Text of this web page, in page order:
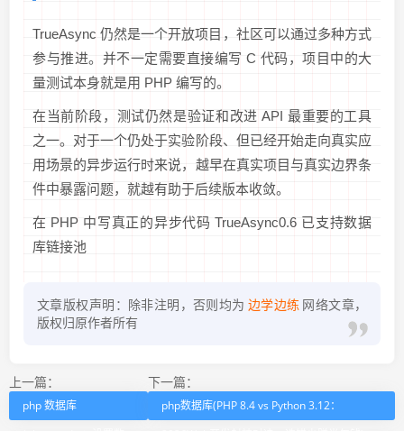
TrueAsync 仍然是一个开放项目，社区可以通过多种方式
参与推进。并不一定需要直接编写 C 代码，项目中的大
量测试本身就是用 PHP 编写的。
在当前阶段，测试仍然是验证和改进 API 最重要的工具
之一。对于一个仍处于实验阶段、但已经开始走向真实应
用场景的异步运行时来说，越早在真实项目与真实边界条
件中暴露问题，就越有助于后续版本收敛。
在 PHP 中写真正的异步代码 TrueAsync0.6 已支持数据
库链接池
文章版权声明：除非注明，否则均为 边学边练 网络文章，
版权归原作者所有
上一篇：
php 数据库
下一篇：
php数据库(PHP 8.4 vs Python 3.12：